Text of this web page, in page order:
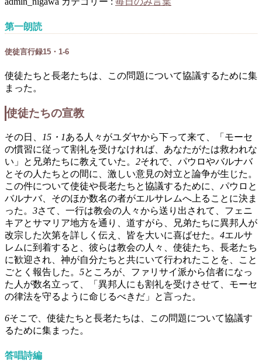
第一朗読
使徒言行録15・1-6
使徒たちと長老たちは、この問題について協議するために集
まった。
使徒たちの宣教
その日、 15・1ある人々がユダヤから下って来て、「モーセ
の慣習に従って割礼を受けなければ、あなたがたは救われな
い」と兄弟たちに教えていた。 2それで、パウロやバルナバ
とその人たちとの間に、激しい意見の対立と論争が生じた。
この件について使徒や長老たちと協議するために、パウロと
バルナバ、そのほか数名の者がエルサレムへ上ることに決ま
った。 3さて、一行は教会の人々から送り出されて、フェニ
キアとサマリア地方を通り、道すがら、兄弟たちに異邦人が
改宗した次第を詳しく伝え、皆を大いに喜ばせた。 4エルサ
レムに到着すると、彼らは教会の人々、使徒たち、長老たち
に歓迎され、神が自分たちと共にいて行われたことを、こと
ごとく報告した。 5ところが、ファリサイ派から信者になっ
た人が数名立って、「異邦人にも割礼を受けさせて、モーセ
の律法を守るように命じるべきだ」と言った。
6そこで、使徒たちと長老たちは、この問題について協議す
るために集まった。
答唱詩編